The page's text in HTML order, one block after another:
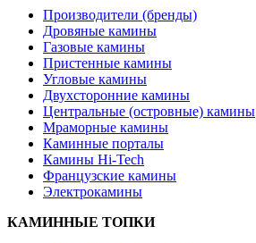
Производители (бренды)
Дровяные камины
Газовые камины
Пристенные камины
Угловые камины
Двухсторонние камины
Центральные (островные) камины
Мраморные камины
Каминные порталы
Камины Hi-Tech
Французские камины
Электрокамины
КАМИННЫЕ ТОПКИ